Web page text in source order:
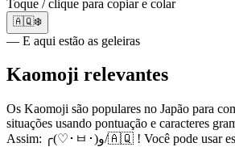
Toque / clique para copiar e colar
🇦🇶❄️
— E aqui estão as geleiras
Kaomoji relevantes
Os Kaomoji são populares no Japão para
situações usando pontuação e caracteres
Assim: ╭(♡･ㅂ･)و/🇦🇶 ! Você pode usar esse estilo criativo em